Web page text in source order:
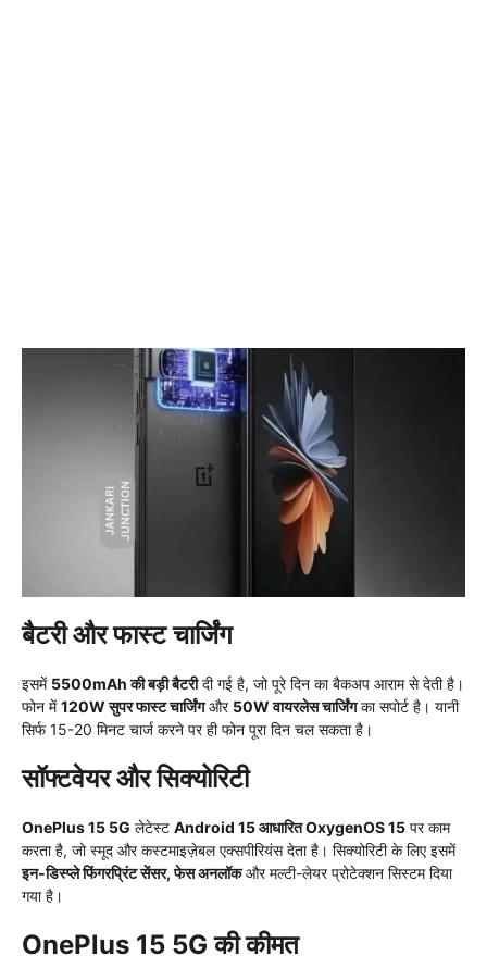
बैटरी और फास्ट चार्जिंग
इसमें 5500mAh की बड़ी बैटरीदी गई है, जो पूरे दिन का बैकअप आराम से देती है।
फोन में120W सुपर फास्ट चार्जिंगऔर 50W वायरलेस चार्जिंगका सपोर्ट है। यानी
सिर्फ 15-20 मिनट चार्ज करने पर ही फोन पूरा दिन चल सकता है।
सॉफ्टवेयर और सिक्योरिटी
OnePlus 15 5G लेटेस्ट Android 15 आधारित OxygenOS 15 पर काम
करता है, जो स्मूद और कस्टमाइज़ेबल एक्सपीरियंस देता है। सिक्योरिटी के लिए इसमें
इन-डिस्प्ले फिंगरप्रिंट सेंसर, फेस अनलॉकऔर मल्टी-लेयर प्रोटेक्शन सिस्टम दिया
गया है।
OnePlus 15 5G की कीमत